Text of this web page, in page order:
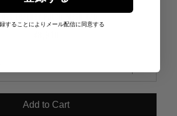
Add to Cart
することによりメール配信に同意する